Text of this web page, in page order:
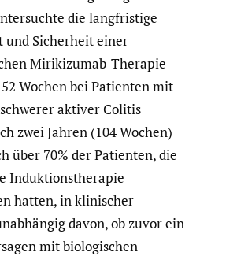
die langfristige
und Sicherheit einer
Mirikizumab-Therapie
Wochen bei Patienten mit
aktiver Colitis
zwei Jahren (104 Wochen)
über 70% der Patienten, die
Induktionstherapie
hatten, in klinischer
davon, ob zuvor ein
mit biologischen